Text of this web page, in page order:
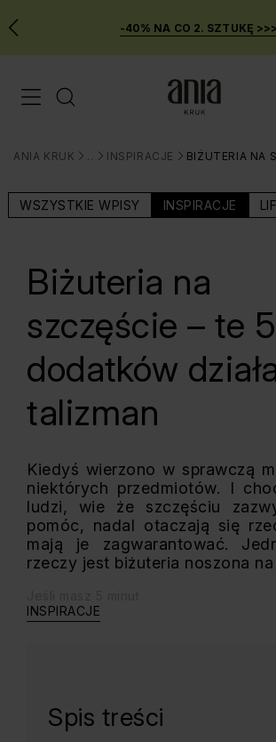
Przejdź
do
MENU
-40% NA CO 2. SZTUKĘ >>>
Menu mobilne
ANIA KRUK
>
BLOG
>
INSPIRACJE
>
BIŻUTERIA NA
WSZYSTKIE WPISY INSPIRACJE
Biżuteria na
szczęście – te 5
dodatków
talizman
Kiedyś wierzono w sprawczą
niektórych przedmiotów. I
ludzi, wie że szczęściu
pomóc, nadal otaczają się
mają je zagwarantować.
rzeczy jest biżuteria noszona
INSPIRACJE
Spis treści